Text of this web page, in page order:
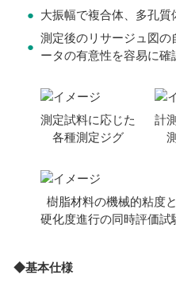
● 大振幅で複合体、多孔質
●
測定後のリサージュ図
ータの有意性を容易に確
測定試料に応じた
各種測定ジグ
計
樹脂材料の機械的粘度と
硬化度進行の同時評価試
◆基本仕様